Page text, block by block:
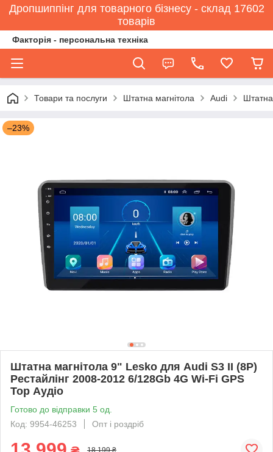
Дропшиппінг для товарного бізнесу - склад 17602
товарів
Факторія - персональна техніка
Товари та послуги Штатна магнітола Audi
–23%
Штатна магнітола 9" Lesko для Audi S3 II (8P)
Рестайлінг 2008-2012 6/128Gb 4G Wi-Fi GPS
Top Аудіо
Готово до відправки 5 од.
Код: 9954-46253
Опт і роздріб
18 199 ₴